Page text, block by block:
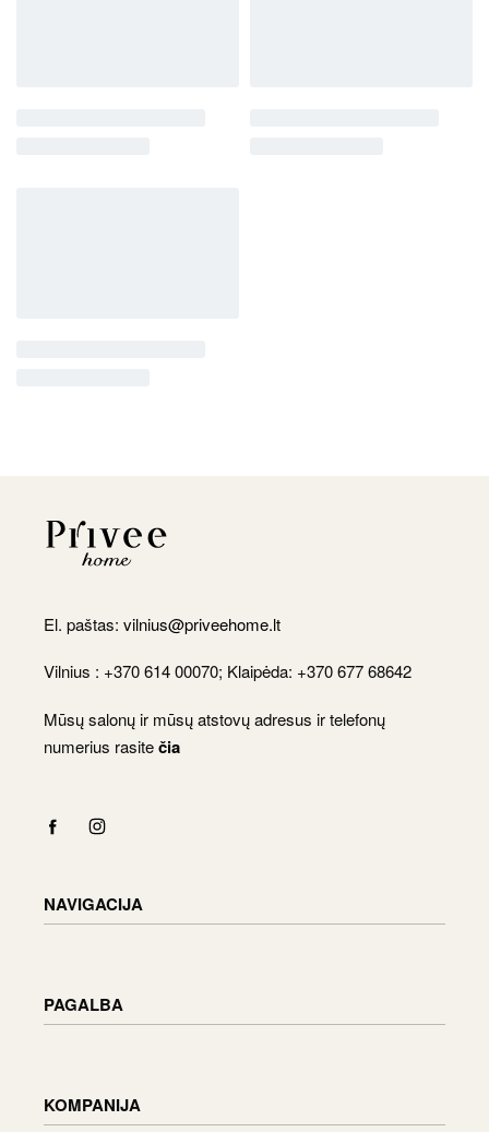
El. paštas: vilnius@priveehome.lt
Vilnius : +370 614 00070; Klaipėda: +370 677 68642
Mūsų salonų ir mūsų atstovų adresus ir telefonų
numerius rasitečia
NAVIGACIJA
Krepšelis
PAGALBA
Užsakymo būsena
KOMPANIJA